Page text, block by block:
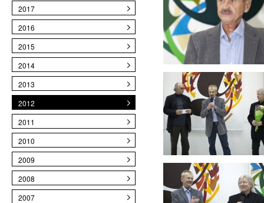
2017
2016
2015
2014
2013
2012
2011
2010
2009
2008
2007